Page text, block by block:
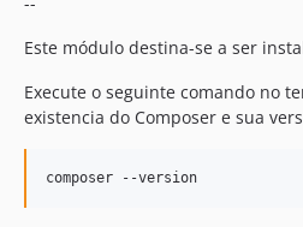
Este módulo destina-se a ser
Execute o seguinte comando no
existencia do Composer e sua